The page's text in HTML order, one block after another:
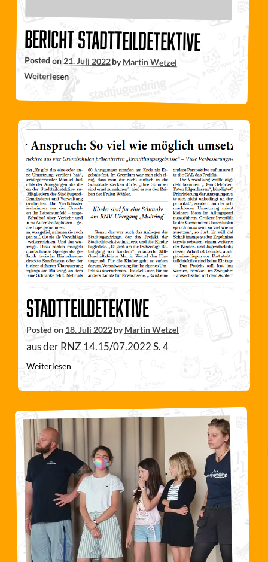
Bericht Stadtteildetektive
Posted on21. Juli 2022byMartin Wetzel
Weiterlesen
Stadtteildetektive
Posted on 18. Juli 2022byMartin Wetzel
aus der RNZ 14.15/07.2022 S. 4
Weiterlesen